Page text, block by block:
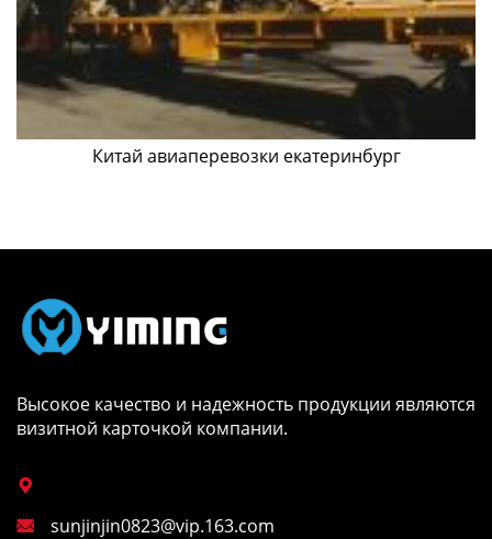
Китай авиаперевозки екатеринбург
Высокое качество и надежность продукции являются
визитной карточкой компании.

 sunjinjin0823@vip.163.com